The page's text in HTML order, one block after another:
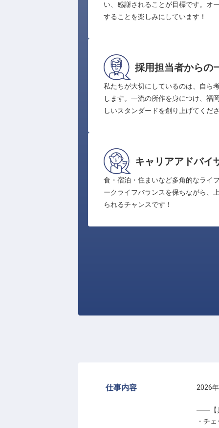
い、感謝されることが目標です。オ
することを楽しみにしています！
採用担当者からの
私たちが大切にしているのは、自ら
します。一流の所作を身につけ、福
しいスタンダードを創り上げてくだ
キャリアアドバイ
食・宿泊・住まいなど多角的なライ
ークライフバランスを保ちながら、
られるチャンスです！
仕事内容 2026
――【
・チ